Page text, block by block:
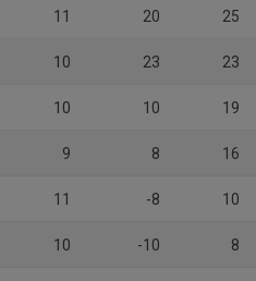
11 20 25
10 23 23
10 10 19
9 8 16
11 -8 10
10 -10 8